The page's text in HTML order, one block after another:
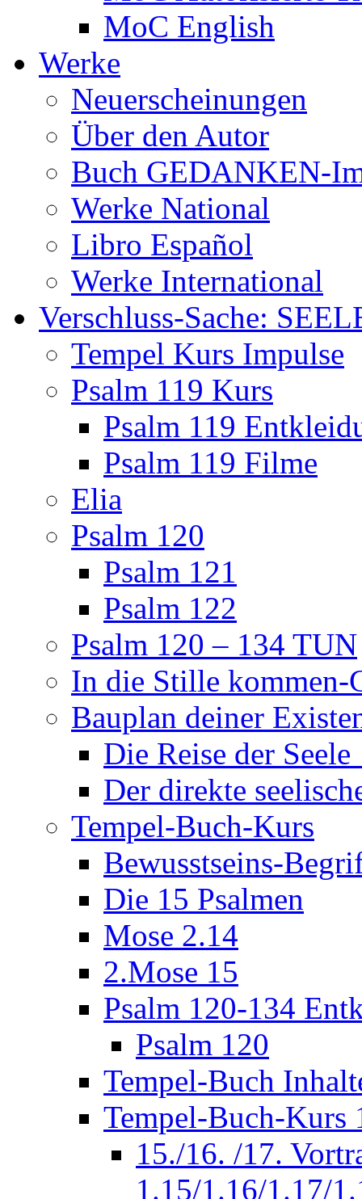
MoC English
Werke
Neuerscheinungen
Über den Autor
Buch GEDANKEN-
Werke National
Libro Español
Werke International
Verschluss-Sache:
Tempel Kurs Impulse
Psalm 119 Kurs
Psalm 119
Psalm 119 Filme
Elia
Psalm 120
Psalm 121
Psalm 122
Psalm 120 – 134 TUN
In die Stille kommen-
Bauplan deiner
Die Reise der
Der direkte
Tempel-Buch-Kurs
Bewusstseins-
Die 15 Psalmen
Mose 2.14
2.Mose 15
Psalm 120-134
Psalm 120
Tempel-Buch
Tempel-Buch-Kurs
15./16. /17.
1.15/1.16/1.17/